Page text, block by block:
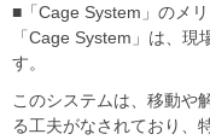
■「Cage System」のメリ
「Cage System」は、現
す。
このシステムは、移動や
る工夫がなされており、